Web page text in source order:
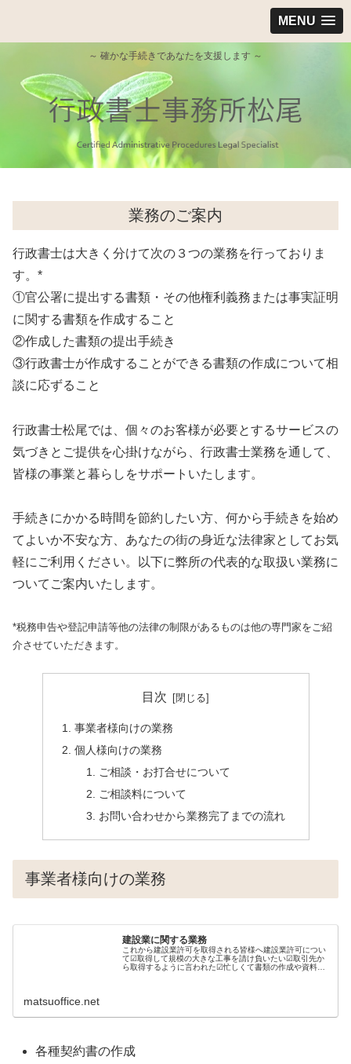
MENU
～ 確かな手続きであなたを支援します ～
業務のご案内
行政書士は大きく分けて次の３つの業務を行っておりま
す。*
①官公署に提出する書類・その他権利義務または事実証明
に関する書類を作成すること
②作成した書類の提出手続き
③行政書士が作成することができる書類の作成について相
談に応ずること
行政書士松尾では、個々のお客様が必要とするサービスの
気づきとご提供を心掛けながら、行政書士業務を通して、
皆様の事業と暮らしをサポートいたします。
手続きにかかる時間を節約したい方、何から手続きを始め
てよいか不安な方、あなたの街の身近な法律家としてお気
軽にご利用ください。以下に弊所の代表的な取扱い業務に
ついてご案内いたします。
*税務申告や登記申請等他の法律の制限があるものは他の専門家をご紹
介させていただきます。
目次
事業者様向けの業務
個人様向けの業務
ご相談・お打合せについて
ご相談料について
お問い合わせから業務完了までの流れ
事業者様向けの業務
建設業に関する業務
これから建設業許可を取得される皆様へ建設業許可につい
て☑取得して規模の大きな工事を請け負いたい☑取引先か
ら取得するように言われた☑忙しくて書類の作成や資料の
matsuoffice.net
各種契約書の作成